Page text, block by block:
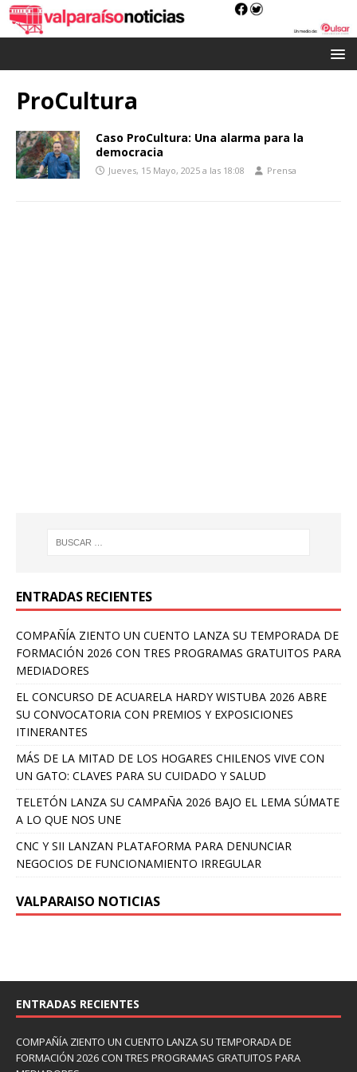
ProCultura
Caso ProCultura: Una alarma para la
democracia
Jueves, 15 Mayo, 2025 a las 18:08 Prensa
ENTRADAS RECIENTES
COMPAÑÍA ZIENTO UN CUENTO LANZA SU TEMPORADA DE
FORMACIÓN 2026 CON TRES PROGRAMAS GRATUITOS PARA
MEDIADORES
EL CONCURSO DE ACUARELA HARDY WISTUBA 2026 ABRE
SU CONVOCATORIA CON PREMIOS Y EXPOSICIONES
ITINERANTES
MÁS DE LA MITAD DE LOS HOGARES CHILENOS VIVE CON
UN GATO: CLAVES PARA SU CUIDADO Y SALUD
TELETÓN LANZA SU CAMPAÑA 2026 BAJO EL LEMA SÚMATE
A LO QUE NOS UNE
CNC Y SII LANZAN PLATAFORMA PARA DENUNCIAR
NEGOCIOS DE FUNCIONAMIENTO IRREGULAR
VALPARAISO NOTICIAS
ENTRADAS RECIENTES
COMPAÑÍA ZIENTO UN CUENTO LANZA SU TEMPORADA DE
FORMACIÓN 2026 CON TRES PROGRAMAS GRATUITOS PARA